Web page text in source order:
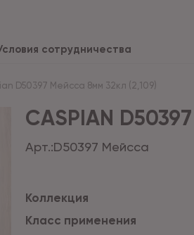
сотрудничества
D50397 Мейсса 8мм 32кл (2,109)
CASPIAN
Арт.:D50397 Мейсса
Коллекция
Класс применения